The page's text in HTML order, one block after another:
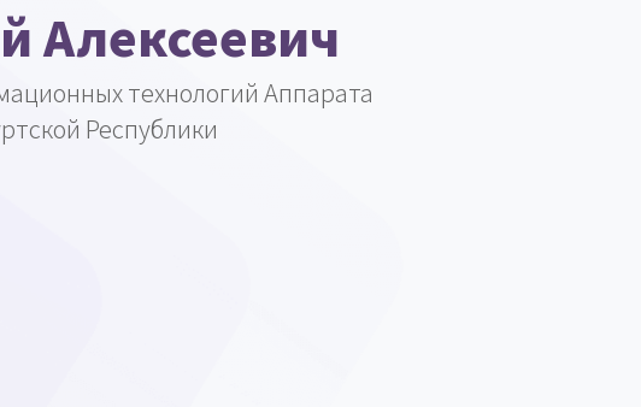
Алексеевич
технологий Аппарата
Республики